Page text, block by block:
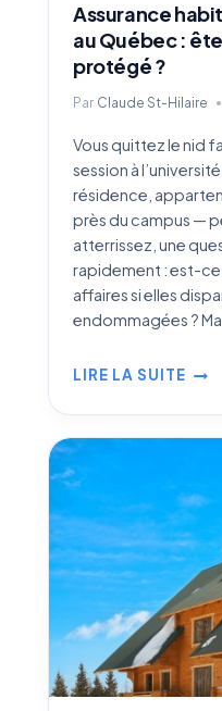
Assurance
au Québec :
protégé ?
Par Claude St-Hilaire
Vous quittez le nid
session à
résidence,
près du campus —
atterrissez, une
rapidement : est-ce
affaires si elles
endommagées ?
LIRE LA SUITE
ASSURANCE
ÉTUDIANTS
AU
QUÉBEC
ÊTES-
VOUS
VRAIMENT
PROTÉGÉ